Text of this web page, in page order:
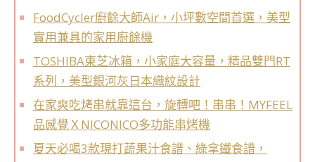
FoodCycler廚餘大師Air，小坪數空間首選，美型
實用兼具的家用廚餘機
TOSHIBA東芝冰箱，小家庭大容量，精品雙門RT
系列，美型銀河灰日本織紋設計
在家爽吃烤串就靠這台，旋轉吧！串串！MYFEEL
品感覺ＸNICONICO多功能串烤機
夏天必喝3款現打蔬果汁食譜、綠拿鐵食譜，